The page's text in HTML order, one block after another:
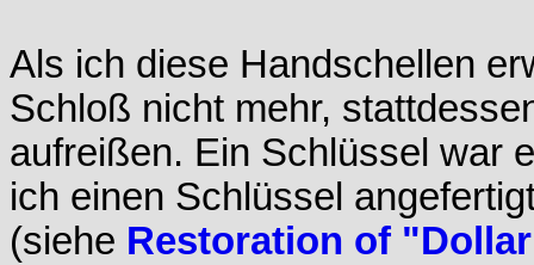
Als ich diese Handschellen
Schloß nicht mehr,
aufreißen. Ein Schlüssel war
ich einen Schlüssel
(siehe Restoration of